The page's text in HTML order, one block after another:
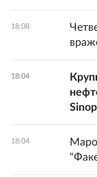
18:08
18:04
18:04